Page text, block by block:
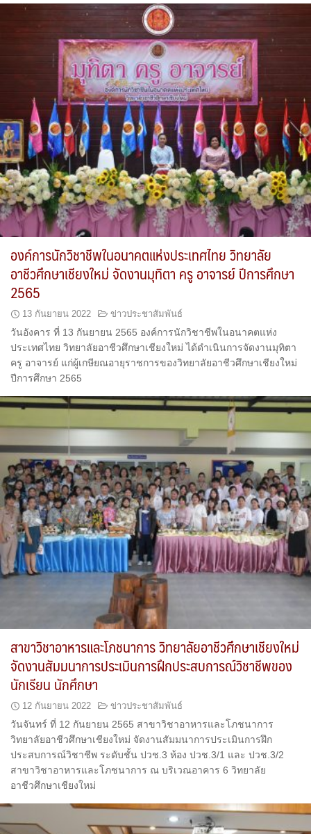
องค์การนักวิชาชีพในอนาคตแห่งประเทศไทย วิทยาลัย
อาชีวศึกษาเชียงใหม่ จัดงานมุทิตา ครู อาจารย์ ปีการศึกษา
2565
13 กันยายน 2022 ข่าวประชาสัมพันธ์
วันอังคาร ที่ 13 กันยายน 2565 องค์การนักวิชาชีพในอนาคตแห่ง
ประเทศไทย วิทยาลัยอาชีวศึกษาเชียงใหม่ ได้ดำเนินการจัดงานมุทิตา
ครู อาจารย์ แก่ผู้เกษียณอายุราชการของวิทยาลัยอาชีวศึกษาเชียงใหม่
ปีการศึกษา 2565
สาขาวิชาอาหารและโภชนาการ วิทยาลัยอาชีวศึกษาเชียงใหม่
จัดงานสัมมนาการประเมินการฝึกประสบการณ์วิชาชีพของ
นักเรียน นักศึกษา
12 กันยายน 2022 ข่าวประชาสัมพันธ์
วันจันทร์ ที่ 12 กันยายน 2565 สาขาวิชาอาหารและโภชนาการ
วิทยาลัยอาชีวศึกษาเชียงใหม่ จัดงานสัมมนาการประเมินการฝึก
ประสบการณ์วิชาชีพ ระดับชั้น ปวช.3 ห้อง ปวช.3/1 และ ปวช.3/2
สาขาวิชาอาหารและโภชนาการ ณ บริเวณอาคาร 6 วิทยาลัย
อาชีวศึกษาเชียงใหม่